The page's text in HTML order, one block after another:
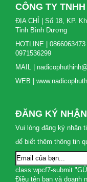
CÔNG TY
ĐỊA CHỈ | Số 18, KP.
Tỉnh Bình Dương
HOTLINE |
0971536299
MAIL |
WEB |
ĐĂNG KÝ
Vui lòng đăng ký nhận
để biết thêm thông tin
class:wpcf7-submit
Điều tên bạn và doanh